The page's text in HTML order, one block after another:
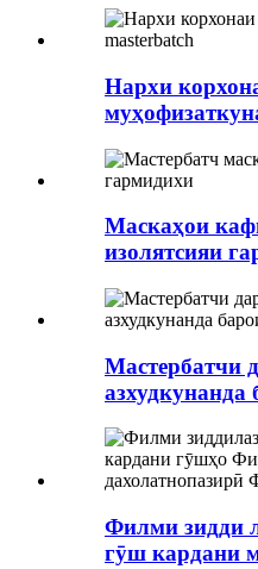
Нархи
Маскаҳои
изолятсияи
Мастербатчи
азхудкунанда
Филми зидди
гӯш кардани